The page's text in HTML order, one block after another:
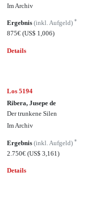
Im Archiv
Ergebnis(inkl. Aufgeld)*
875€(US$ 1,006)
Details
Los 5194
Ribera, Jusepe de
Der trunkene Silen
Im Archiv
Ergebnis(inkl. Aufgeld)*
2.750€(US$ 3,161)
Details